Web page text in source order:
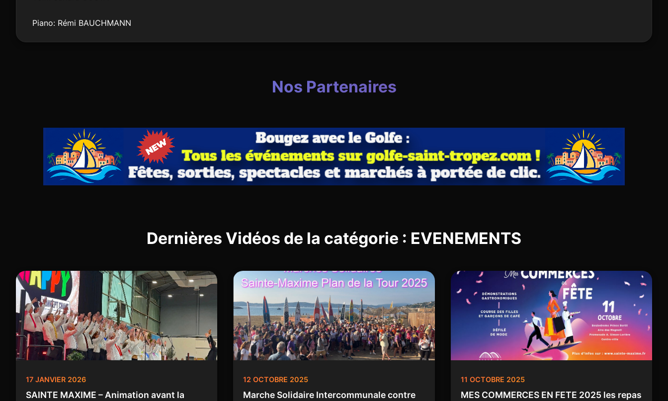
Piano: Rémi BAUCHMANN
Nos Partenaires
Dernières Vidéos de la catégorie : EVENEMENTS
17 JANVIER 2026
SAINTE MAXIME – Animation avant la
12 OCTOBRE 2025
Marche Solidaire Intercommunale contre
11 OCTOBRE 2025
MES COMMERCES EN FETE 2025 les repas